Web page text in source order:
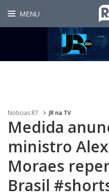
MENU
Noticias R7 JR na TV
Medida
ministro
Moraes
Brasil